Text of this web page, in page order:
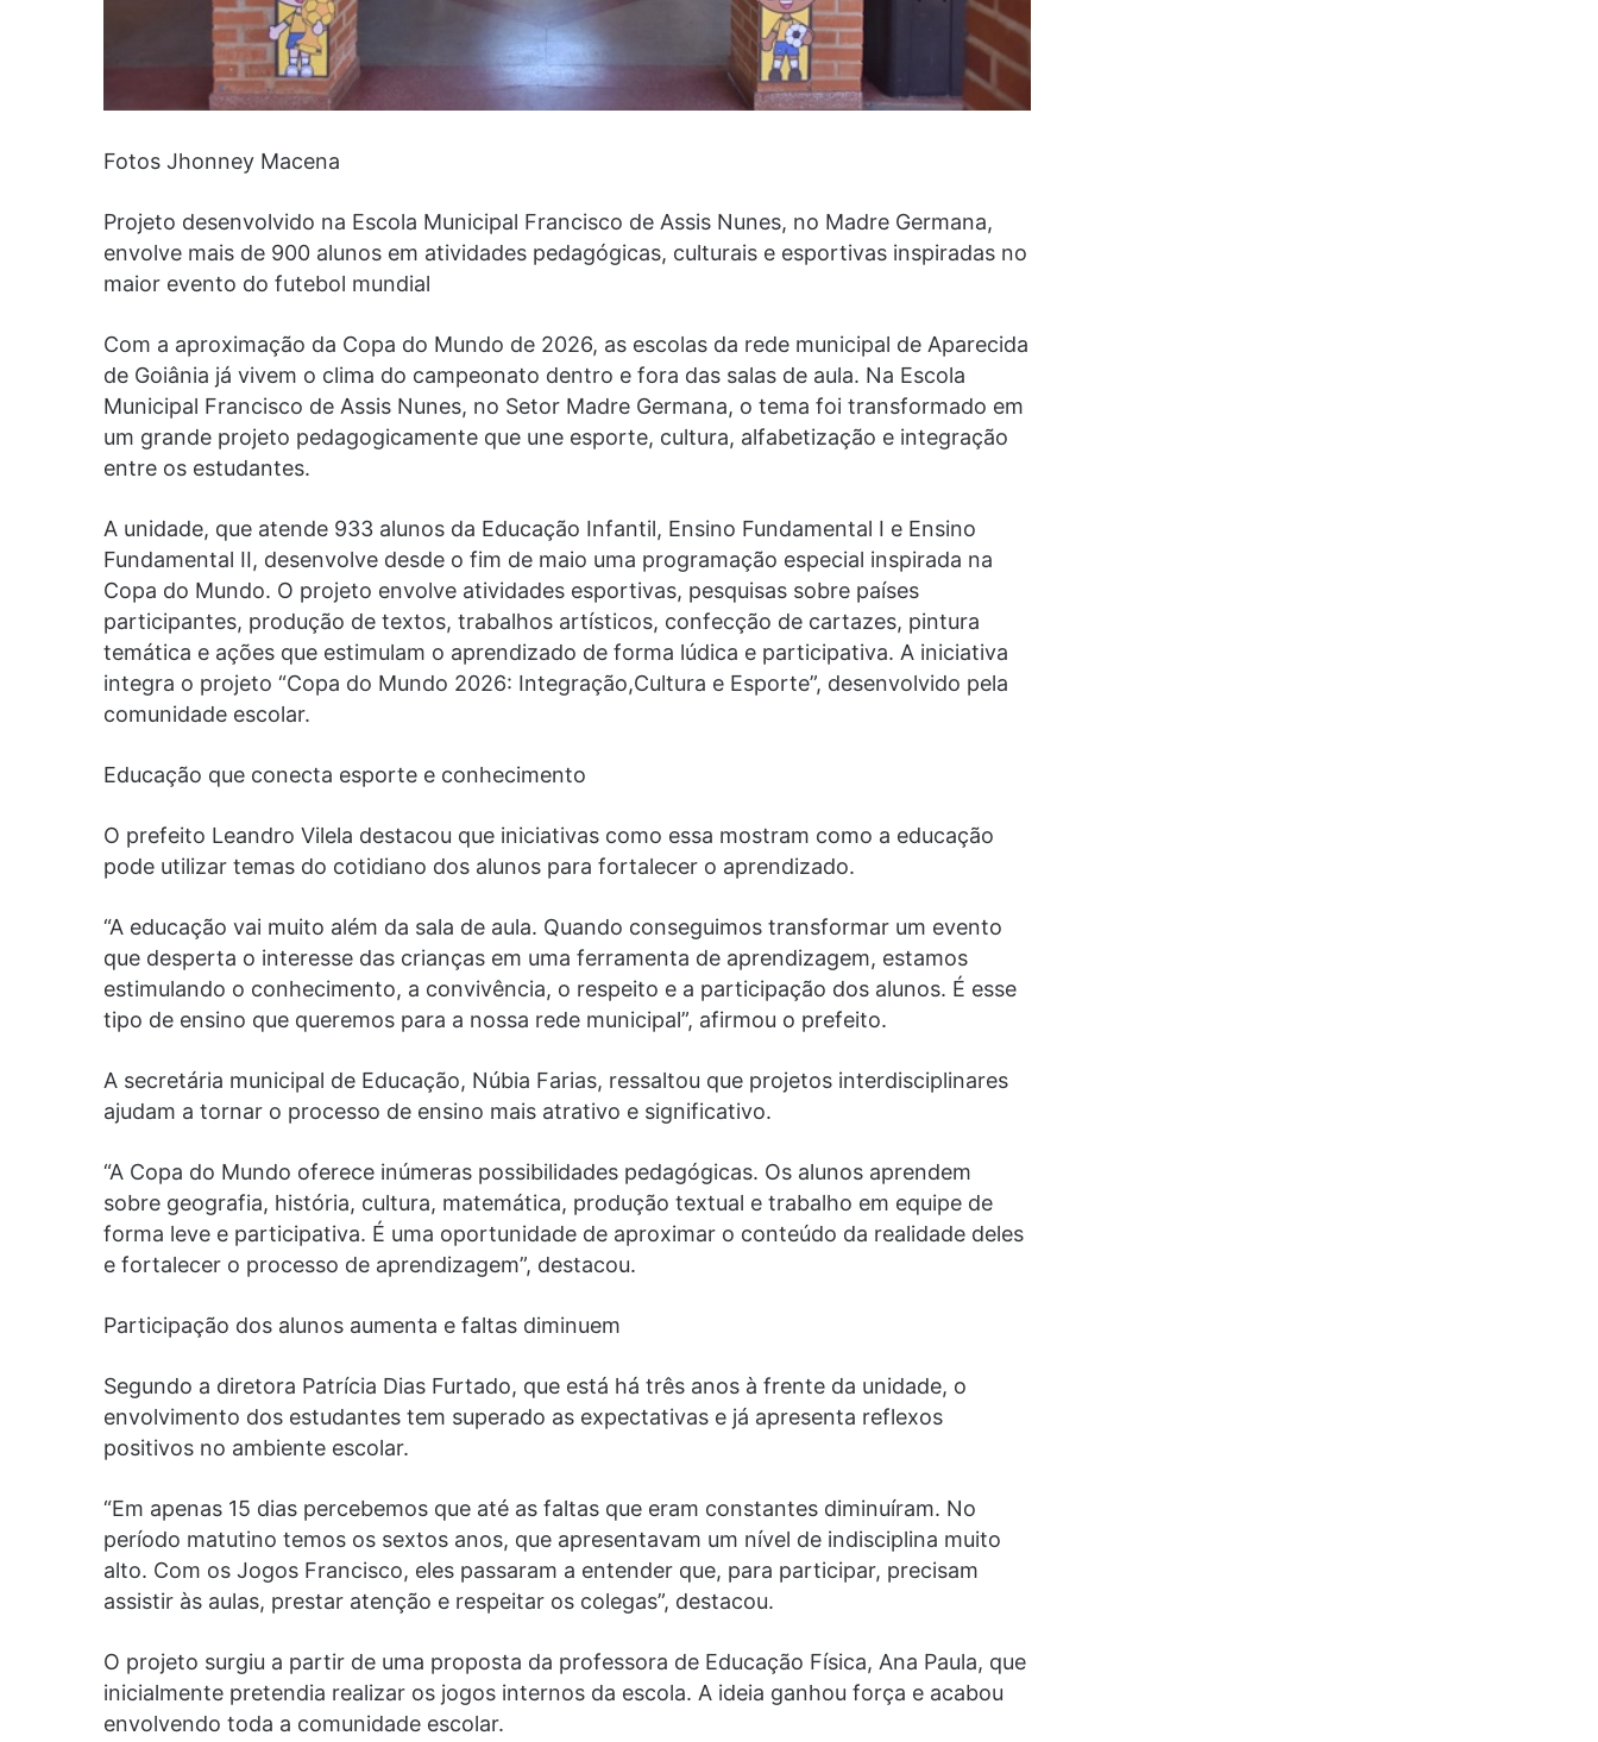
Fotos Jhonney Macena
Projeto desenvolvido na Escola Municipal Francisco de Assis Nunes, no Madre Germana,
envolve mais de 900 alunos em atividades pedagógicas, culturais e esportivas inspiradas no
maior evento do futebol mundial
Com a aproximação da Copa do Mundo de 2026, as escolas da rede municipal de Aparecida
de Goiânia já vivem o clima do campeonato dentro e fora das salas de aula. Na Escola
Municipal Francisco de Assis Nunes, no Setor Madre Germana, o tema foi transformado em
um grande projeto pedagogicamente que une esporte, cultura, alfabetização e integração
entre os estudantes.
A unidade, que atende 933 alunos da Educação Infantil, Ensino Fundamental I e Ensino
Fundamental II, desenvolve desde o fim de maio uma programação especial inspirada na
Copa do Mundo. O projeto envolve atividades esportivas, pesquisas sobre países
participantes, produção de textos, trabalhos artísticos, confecção de cartazes, pintura
temática e ações que estimulam o aprendizado de forma lúdica e participativa. A iniciativa
integra o projeto “Copa do Mundo 2026: Integração,Cultura e Esporte”, desenvolvido pela
comunidade escolar.
Educação que conecta esporte e conhecimento
O prefeito Leandro Vilela destacou que iniciativas como essa mostram como a educação
pode utilizar temas do cotidiano dos alunos para fortalecer o aprendizado.
“A educação vai muito além da sala de aula. Quando conseguimos transformar um evento
que desperta o interesse das crianças em uma ferramenta de aprendizagem, estamos
estimulando o conhecimento, a convivência, o respeito e a participação dos alunos. É esse
tipo de ensino que queremos para a nossa rede municipal”, afirmou o prefeito.
A secretária municipal de Educação, Núbia Farias, ressaltou que projetos interdisciplinares
ajudam a tornar o processo de ensino mais atrativo e significativo.
“A Copa do Mundo oferece inúmeras possibilidades pedagógicas. Os alunos aprendem
sobre geografia, história, cultura, matemática, produção textual e trabalho em equipe de
forma leve e participativa. É uma oportunidade de aproximar o conteúdo da realidade deles
e fortalecer o processo de aprendizagem”, destacou.
Participação dos alunos aumenta e faltas diminuem
Segundo a diretora Patrícia Dias Furtado, que está há três anos à frente da unidade, o
envolvimento dos estudantes tem superado as expectativas e já apresenta reflexos
positivos no ambiente escolar.
“Em apenas 15 dias percebemos que até as faltas que eram constantes diminuíram. No
período matutino temos os sextos anos, que apresentavam um nível de indisciplina muito
alto. Com os Jogos Francisco, eles passaram a entender que, para participar, precisam
assistir às aulas, prestar atenção e respeitar os colegas”, destacou.
O projeto surgiu a partir de uma proposta da professora de Educação Física, Ana Paula, que
inicialmente pretendia realizar os jogos internos da escola. A ideia ganhou força e acabou
envolvendo toda a comunidade escolar.